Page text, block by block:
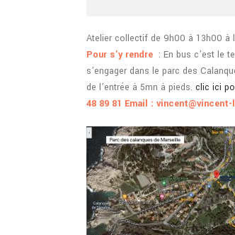
Atelier collectif de 9h00 à 13h00 à
Pour s’y rendre : En bus c’est le
s’engager dans le parc des
de l’entrée à 5mn à pieds. clic ici
48 89 81 Email :